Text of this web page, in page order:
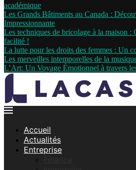
académique
Les Grands Bâtiments au Canada :
Impressionnante
Les techniques de bricolage à la maison :
facilité !
La lutte pour les droits des femmes : Un
Les merveilles intemporelles de la
L’Art: Un Voyage Émotionnel à travers
Accueil
Actualités
Entreprise